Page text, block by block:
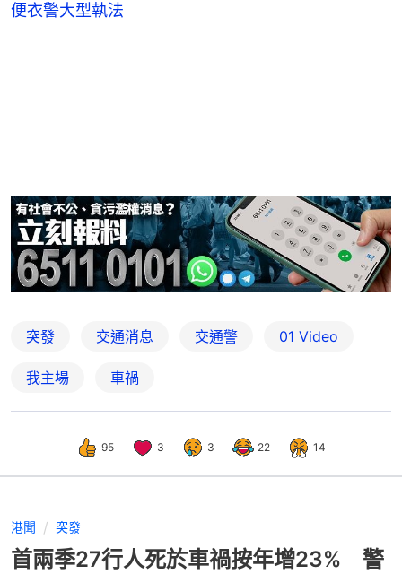
便衣警大型執法
突發 交通消息 交通警 01 Video
我主場 車禍
95 3 3 22 14
港聞 突發
首兩季27行人死於車禍按年增23% 警